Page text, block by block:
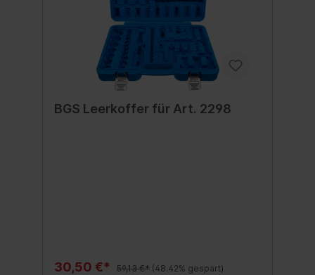
BGS Leerkoffer für Art. 2298
30,50 €* 59,13 €* (48.42% gespart)